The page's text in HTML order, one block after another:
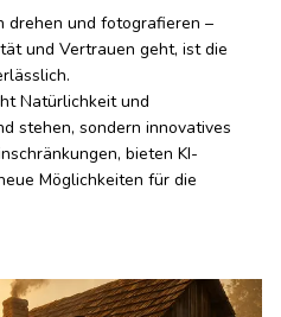
und fotografieren –
und Vertrauen geht, ist die
Natürlichkeit und
stehen, sondern innovatives
bieten KI-
Möglichkeiten für die